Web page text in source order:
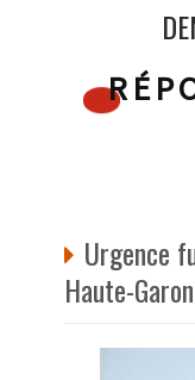
Urgence
Haute-